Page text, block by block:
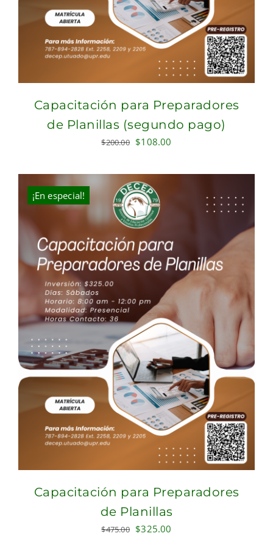
Capacitación para Preparadores
de Planillas (segundo pago)
$200.00 Original
was:
$200.00.
$108.00
is:
¡En especial!
Capacitación para Preparadores
de Planillas
$475.00 Original
$325.00